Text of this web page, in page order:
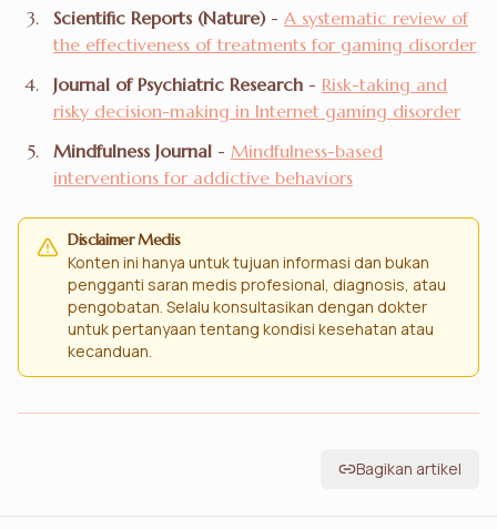
Scientific Reports (Nature)- A systematic review of
the effectiveness of treatments for gaming disorder
Journal of Psychiatric Research - Risk-taking and
risky decision-making in Internet gaming disorder
Mindfulness Journal - Mindfulness-based
interventions for addictive behaviors
Disclaimer Medis
Konten ini hanya untuk tujuan informasi dan bukan
pengganti saran medis profesional, diagnosis, atau
pengobatan. Selalu konsultasikan dengan dokter
untuk pertanyaan tentang kondisi kesehatan atau
kecanduan.
Bagikan artikel